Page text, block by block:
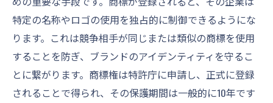
特定の名称やロゴの使用を独占的に制御できるようにな
ります。これは競争相手が同じまたは類似の商標を使用
することを防ぎ、ブランドのアイデンティティを守るこ
とに繋がります。商標権は特許庁に申請し、正式に登録
されることで得られ、その保護期間は一般的に10年です